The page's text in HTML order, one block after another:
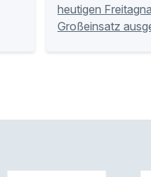
heutigen
Großeinsatz